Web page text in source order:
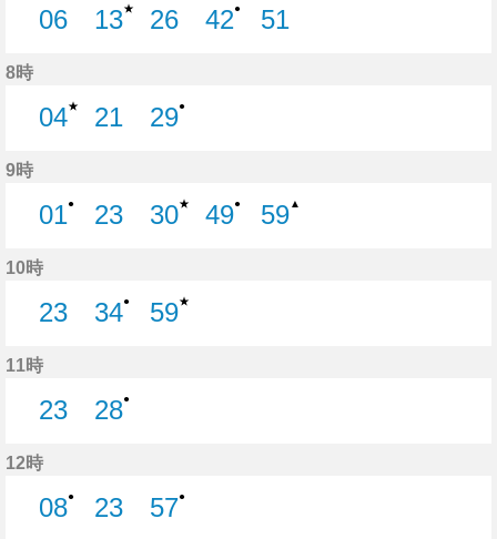
06
13★
26
42●
51
8時
04★
21
29●
9時
01●
23
30★
49●
59▲
10時
23
34●
59★
11時
23
28●
12時
08●
23
57●